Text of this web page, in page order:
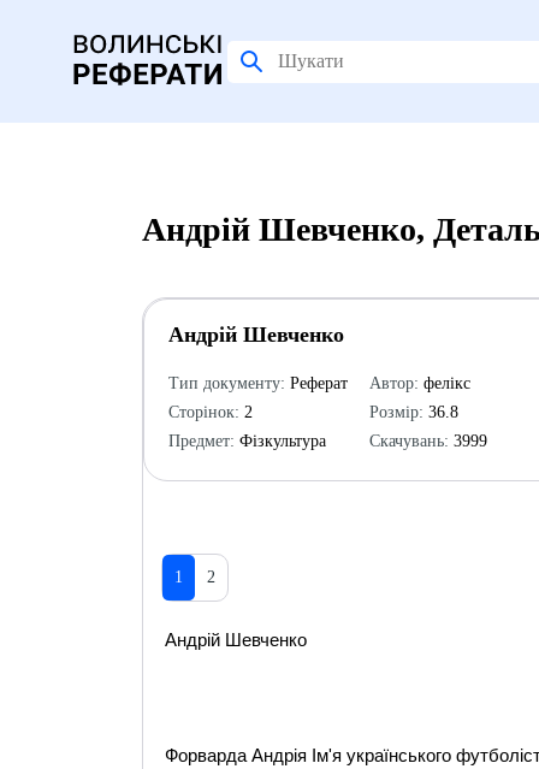
Андрій Шевченко,
Андрій Шевченко
Тип документу: Реферат
Сторінок: 2
Предмет: Фізкультура
Автор: фелікс
Розмір: 36.8
Скачувань: 3999
1 2
Андрій Шевченко
Форварда Андрія Ім'я українського